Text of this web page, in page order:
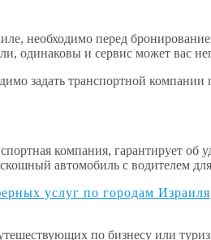
необходимо перед
одинаковы и сервис может вас
задать транспортной
компания, гарантирует
автомобиль с водителем
услуг по городам Израиля
по бизнесу или